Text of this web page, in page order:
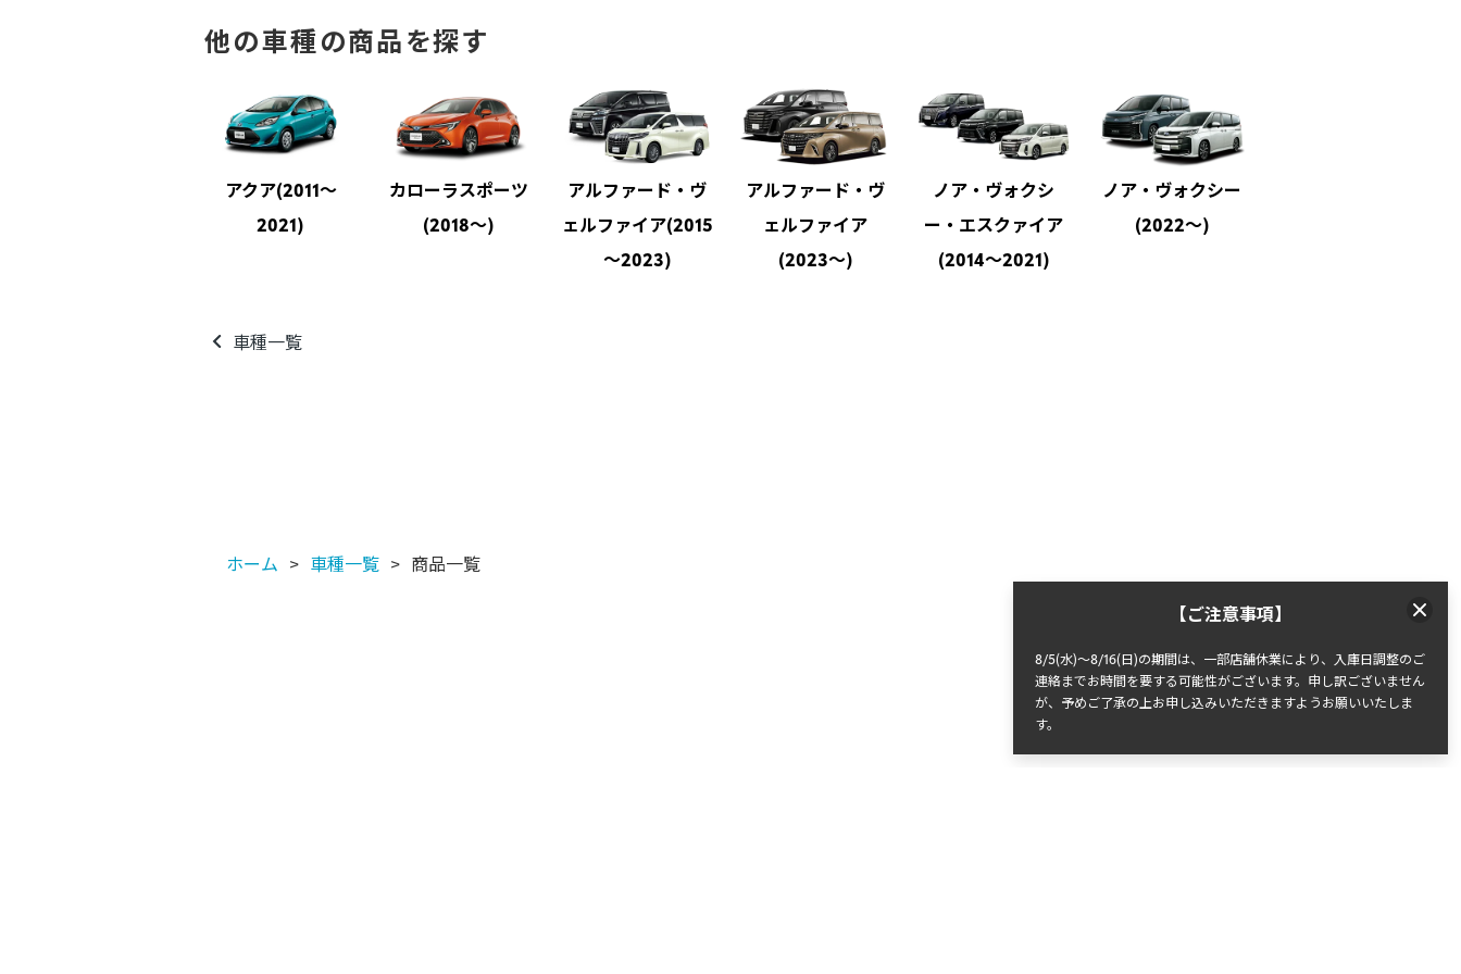
他の車種の商品を探す
アクア(2011～
2021)
カローラスポーツ
(2018～)
アルファード・ヴ
ェルファイア(2015
～2023)
アルファード・ヴ
ェルファイア
(2023～)
ノア・ヴォクシ
ー・エスクァイア
(2014～2021)
ノア・ヴォクシー
(2022～)
車種一覧
ホーム 車種一覧 商品一覧
【ご注意事項】
8/5(水)～8/16(日)の期間は、一部店舗休業により、入庫日調整のご
連絡までお時間を要する可能性がございます。申し訳ございません
が、予めご了承の上お申し込みいただきますようお願いいたしま
す。​​